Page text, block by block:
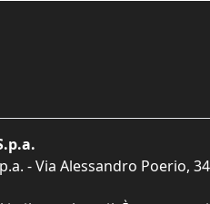
- Via Alessandro Poerio,